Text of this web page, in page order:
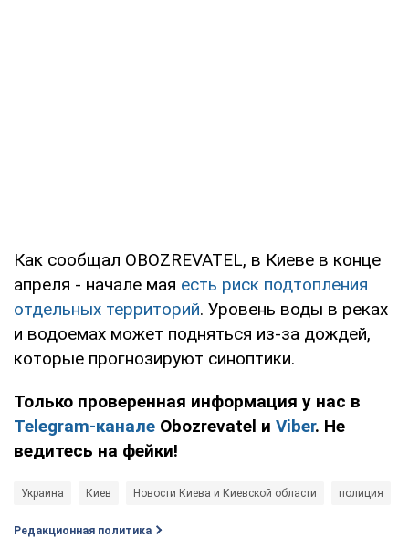
Как сообщал OBOZREVATEL, в Киеве в конце
апреля - начале мая есть риск подтопления
отдельных территорий. Уровень воды в реках
и водоемах может подняться из-за дождей,
которые прогнозируют синоптики.
Только проверенная информация у нас в
Telegram-канале Obozrevatel и Viber. Не
ведитесь на фейки!
Украина Киев Новости Киева и Киевской области полиция
Редакционная политика